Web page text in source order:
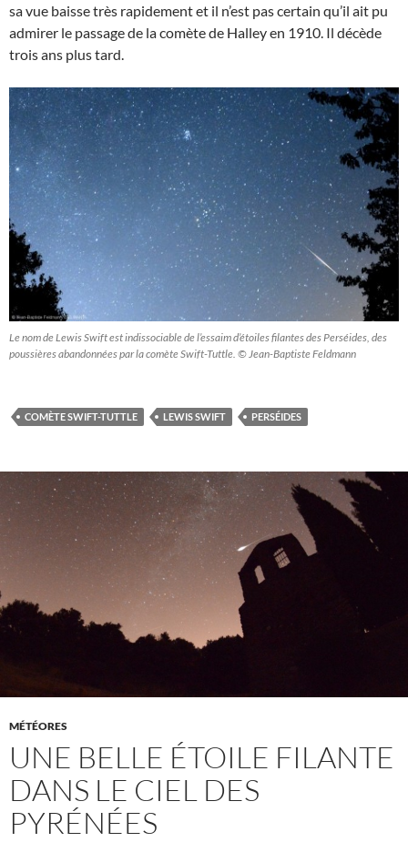
sa vue baisse très rapidement et il n’est pas certain qu’il ait pu
admirer le passage de la comète de Halley en 1910. Il décède
trois ans plus tard.
Le nom de Lewis Swift est indissociable de l’essaim d’étoiles filantes des Perséides, des
poussières abandonnées par la comète Swift-Tuttle. © Jean-Baptiste Feldmann
COMÈTE SWIFT-TUTTLE LEWIS SWIFT PERSÉIDES
MÉTÉORES
UNE BELLE ÉTOILE FILANTE
DANS LE CIEL DES
PYRÉNÉES